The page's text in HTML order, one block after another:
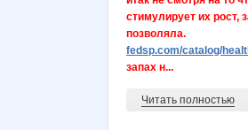
стимулирует их рост,
позволяла.
fedsp.com/catalog/
запах н...
Читать полностью